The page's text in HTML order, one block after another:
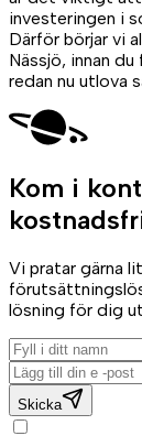
investeringen i
Därför börjar vi
Nässjö, innan
redan nu utlova
Kom i
Vi pratar gärna
lösning för dig
Skicka